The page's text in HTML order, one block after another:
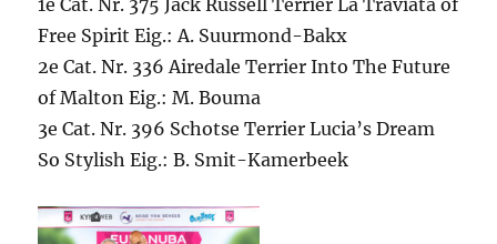
1e Cat. Nr. 375 Jack Russell Terrier La Traviata of
Free Spirit Eig.: A. Suurmond-Bakx
2e Cat. Nr. 336 Airedale Terrier Into The Future
of Malton Eig.: M. Bouma
3e Cat. Nr. 396 Schotse Terrier Lucia’s Dream
So Stylish Eig.: B. Smit-Kamerbeek